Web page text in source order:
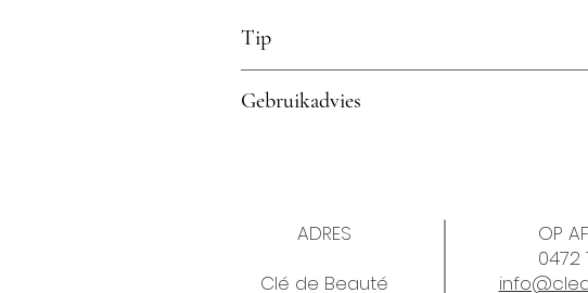
Tip
keren per dag indien nodig.
Gebruikadvies
decolleté.
Gebruik de Anti-Pollution Spritz ‘s ochtends
OP
0472
ADRES
Clé de Beauté